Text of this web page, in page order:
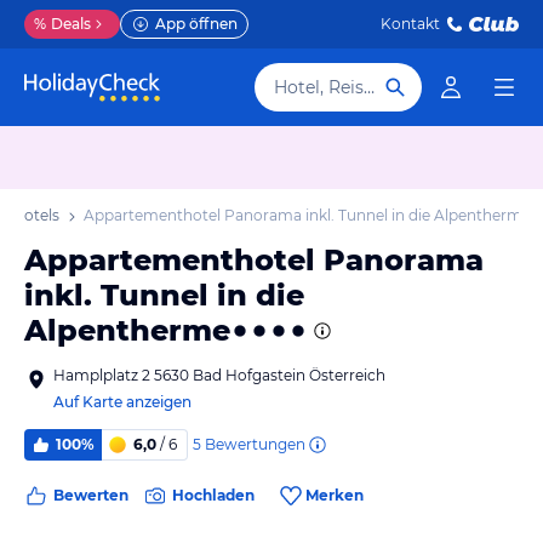
% Deals App öffnen Kontakt
Hotel, Reiseziel
Hotels Appartementhotel Panorama inkl. Tunnel in die Alpentherme
Appartementhotel Panorama
inkl. Tunnel in die
Alpentherme
Hamplplatz 2 5630 Bad Hofgastein Österreich
Auf Karte anzeigen
100% 6,0 / 6 5 Bewertungen
Bewerten Hochladen Merken